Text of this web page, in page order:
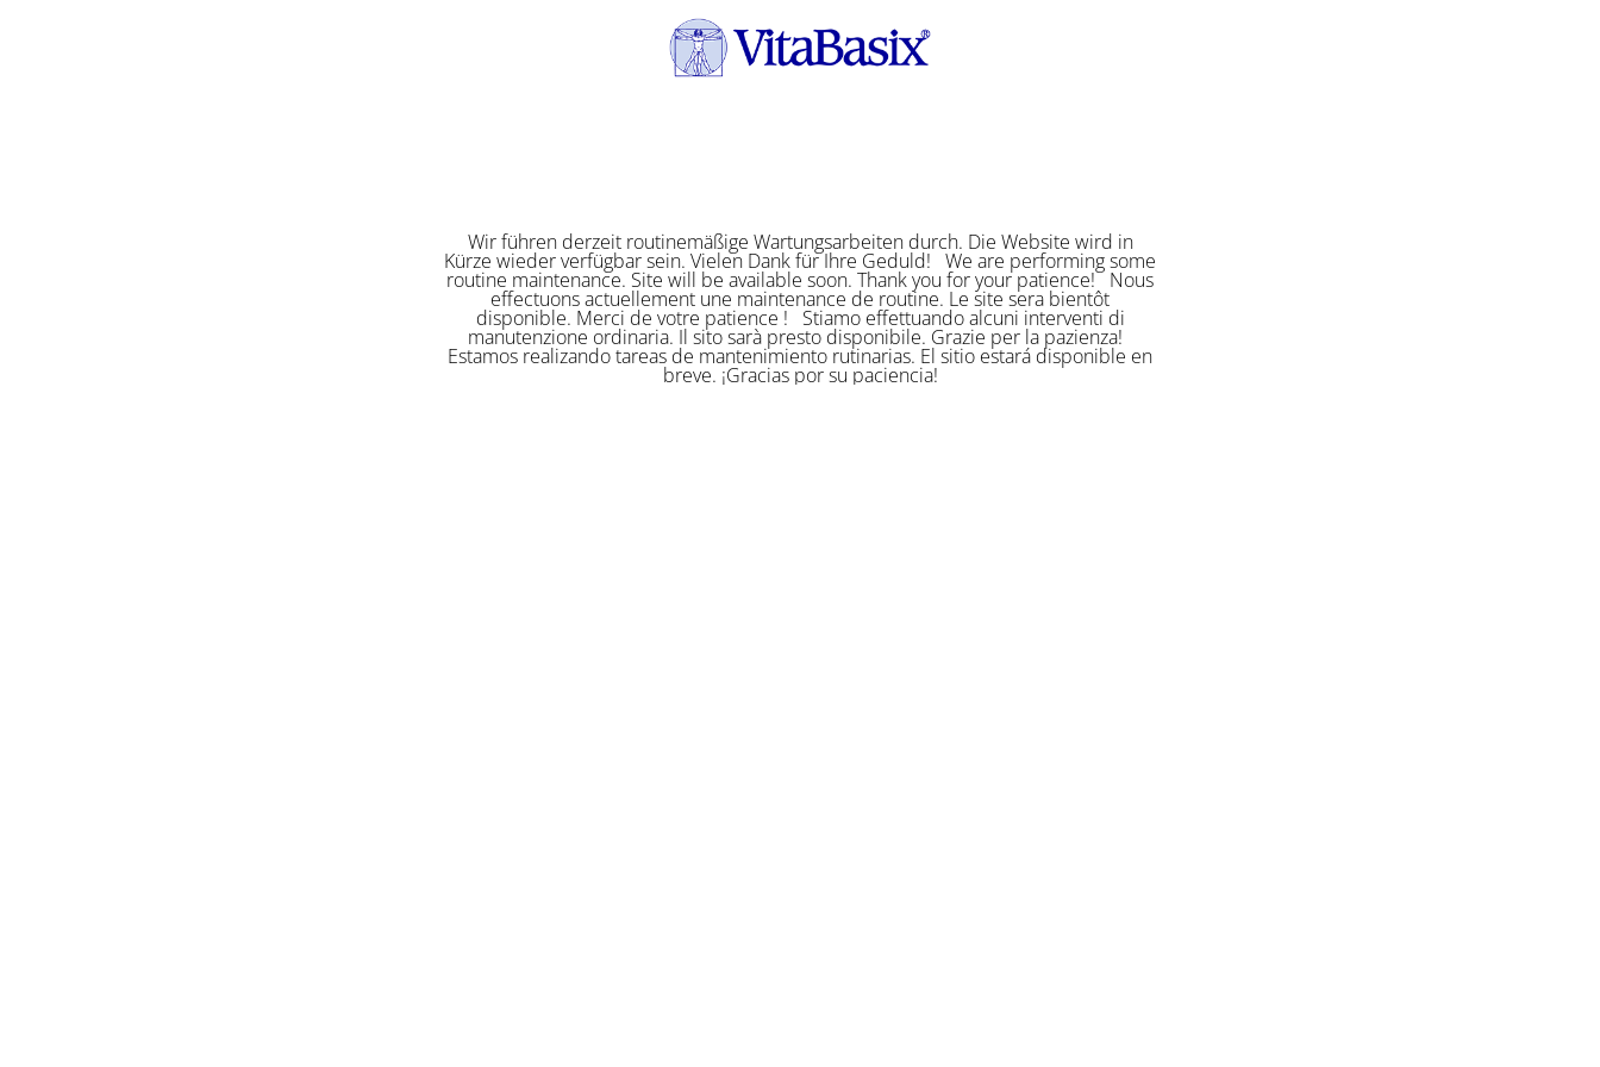
Wir führen derzeit routinemäßige Wartungsarbeiten durch. Die Website wird in
Kürze wieder verfügbar sein. Vielen Dank für Ihre Geduld! We are performing some
routine maintenance. Site will be available soon. Thank you for your patience! Nous
effectuons actuellement une maintenance de routine. Le site sera bientôt
disponible. Merci de votre patience ! Stiamo effettuando alcuni interventi di
manutenzione ordinaria. Il sito sarà presto disponibile. Grazie per la pazienza!
Estamos realizando tareas de mantenimiento rutinarias. El sitio estará disponible en
breve. ¡Gracias por su paciencia!